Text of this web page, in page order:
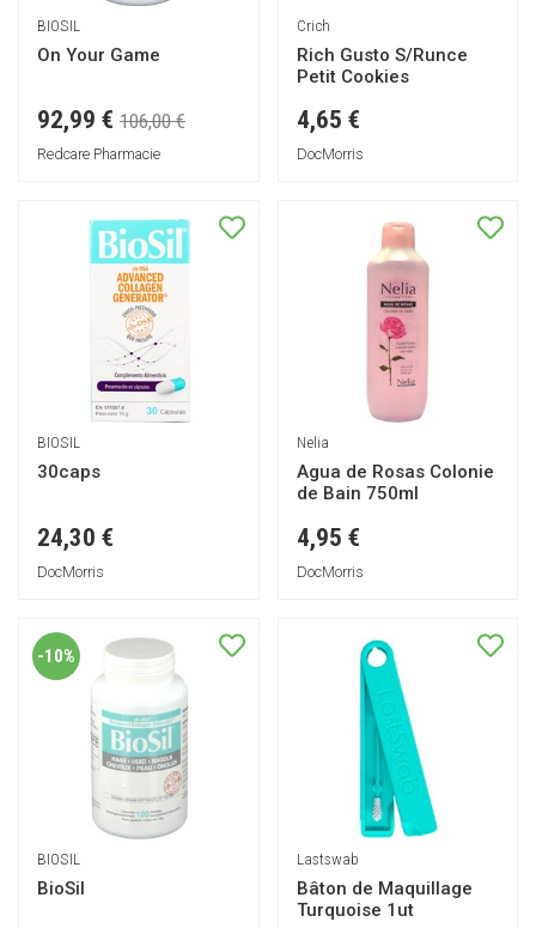
BIOSIL
On Your Game
92,99 € 106,00 €
Redcare Pharmacie
Crich
Rich Gusto S/Runce
Petit Cookies
4,65 €
DocMorris
BIOSIL
30caps
24,30 €
DocMorris
Nelia
Agua de Rosas Colonie
de Bain 750ml
4,95 €
DocMorris
-10%
BIOSIL
BioSil
Lastswab
Bâton de Maquillage
Turquoise 1ut